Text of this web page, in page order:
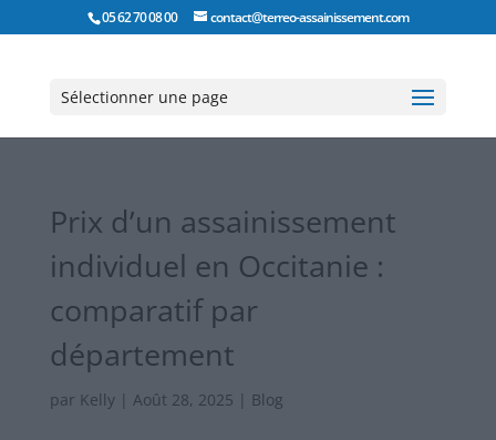
05 62 70 08 00 contact@terreo-assainissement.com
Sélectionner une page
Prix d’un assainissement
individuel en Occitanie :
comparatif par
département
par Kelly| Août 28, 2025 | Blog